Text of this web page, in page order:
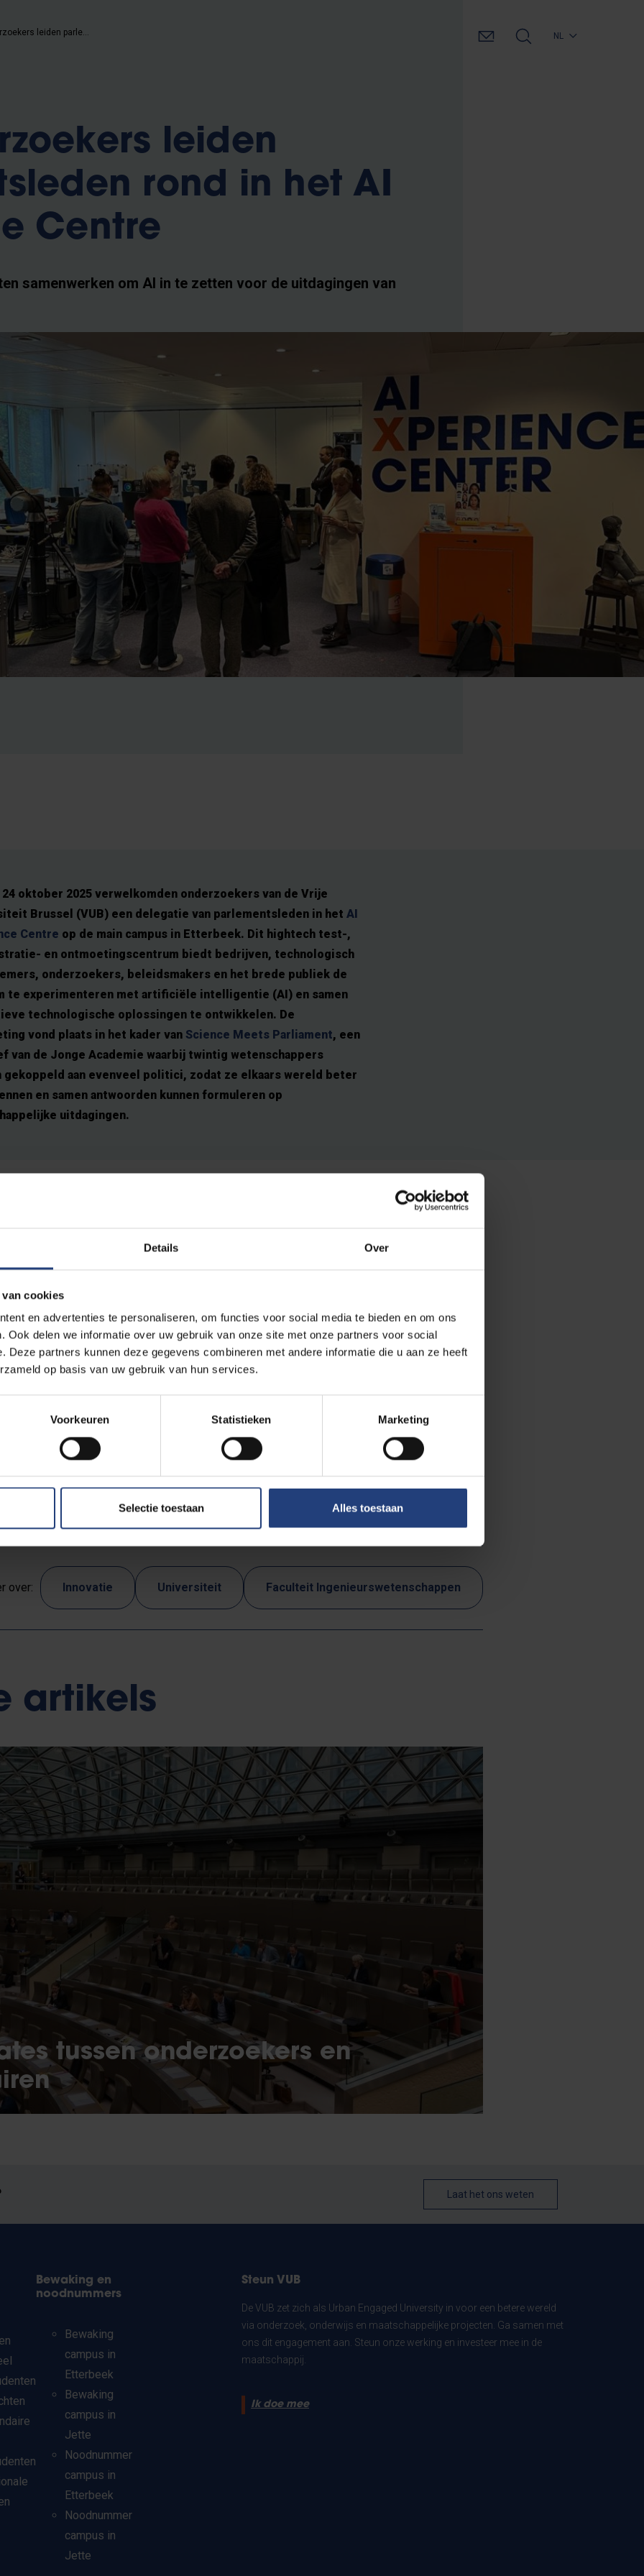
Details Over
cookies
en advertenties te personaliseren, om functies voor social media te bieden en om ons
Ook delen we informatie over uw gebruik van onze site met onze partners voor social
Deze partners kunnen deze gegevens combineren met andere informatie die u aan ze heeft
op basis van uw gebruik van hun services.
Voorkeuren Statistieken Marketing
Selectie toestaan Alles toestaan
NL
leiden
rond in het AI
Centre
samenwerken om AI in te zetten voor de uitdagingen van
oktober 2025 verwelkomden onderzoekers van de Vrije
Brussel (VUB) een delegatie van parlementsleden in het AI
Centre op de main campus in Etterbeek. Dit hightech test-,
en ontmoetingscentrum biedt bedrijven, technologisch
onderzoekers, beleidsmakers en het brede publiek de
te experimenteren met artificiële intelligentie (AI) en samen
technologische oplossingen te ontwikkelen. De
vond plaats in het kader van Science Meets Parliament, een
van de Jonge Academie waarbij twintig wetenschappers
gekoppeld aan evenveel politici, zodat ze elkaars wereld beter
en samen antwoorden kunnen formuleren op
uitdagingen.
we vandaag overbrengen naar de aanwezige parlementsleden”, verduidelijkt
aan de VUB en lid van de Jonge Academie. “Onze onderzoekers gaven
door een sessie over AI in de gezondheidszorg en een demonstratie
het Xperience Centre. We hadden één doel voor ogen: de kloof tussen
de dialoog verdergezet tijdens een lunch met rector Jan Danckaert. Met dit
als Urban Engaged University: een universiteit actief meezoekt naar
en maatschappelijke vraagstukken.
over: Innovatie Universiteit Faculteit Ingenieurswetenschappen
artikels
tussen onderzoekers en
Laat het ons weten
Bewaking en
noodnummers
Bewaking
campus in
Etterbeek
Bewaking
campus in
Jette
Noodnummer
campus in
Etterbeek
Noodnummer
campus in
Jette
Steun VUB
De VUB zet zich als Urban Engaged University in voor een betere wereld
via onderzoek, onderwijs en maatschappelijke projecten. Ga samen met
ons dit engagement aan. Steun onze werking en investeer mee in de
maatschappij.
Ik doe mee